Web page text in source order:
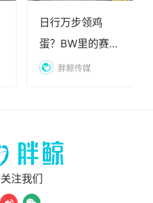
日行万步领鸡
蛋？BW里的赛博
朝圣，藏着品牌
胖鲸传媒
关注我们